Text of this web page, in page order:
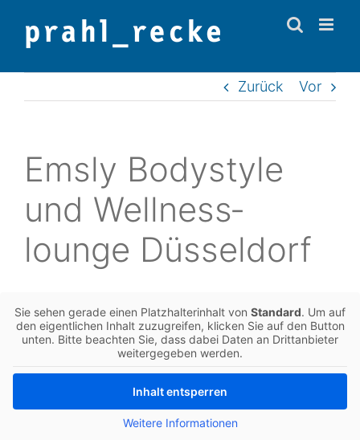
Inhalt
Zurück
Vor
Emsly Body­style
und Well­ness­
lounge Düsseldorf
Sie sehen gerade einen Platz­hal­ter­in­halt von Stan­dard. Um auf
den eigent­li­chen Inhalt zuzu­grei­fen, kli­cken Sie auf den Button
unten. Bitte beach­ten Sie, dass dabei Daten an Dritt­an­bie­ter
wei­ter­ge­ge­ben werden.
Inhalt ent­sper­ren
Wei­te­re Infor­ma­tio­nen